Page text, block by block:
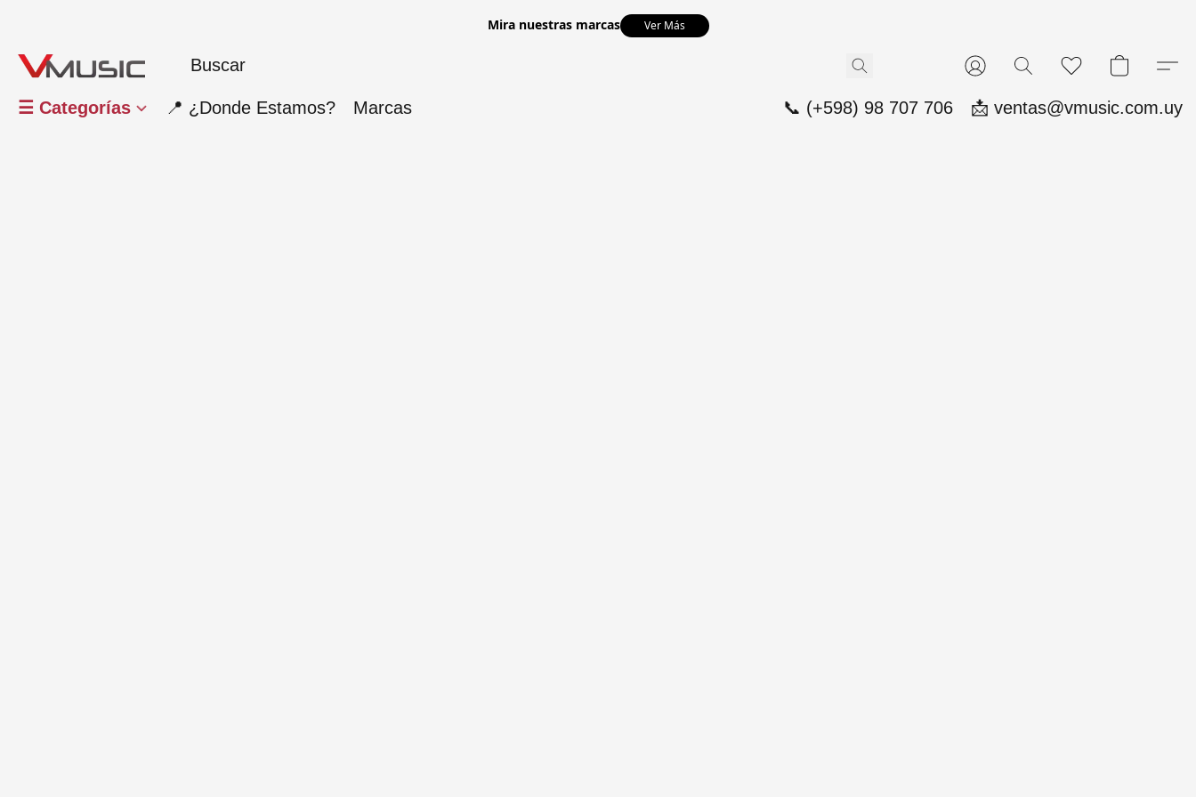
Mira nuestras marcas Ver Más
☰ Categorías 📍 ¿Donde Estamos? Marcas 📞 (+598) 98 707 706 📩 ventas@vmusic.com.uy